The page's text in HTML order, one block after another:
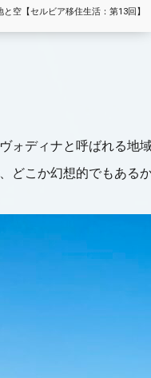
空【セルビア移住生活：第13回】
ォディナと呼ばれる地
どこか幻想的でもあるか